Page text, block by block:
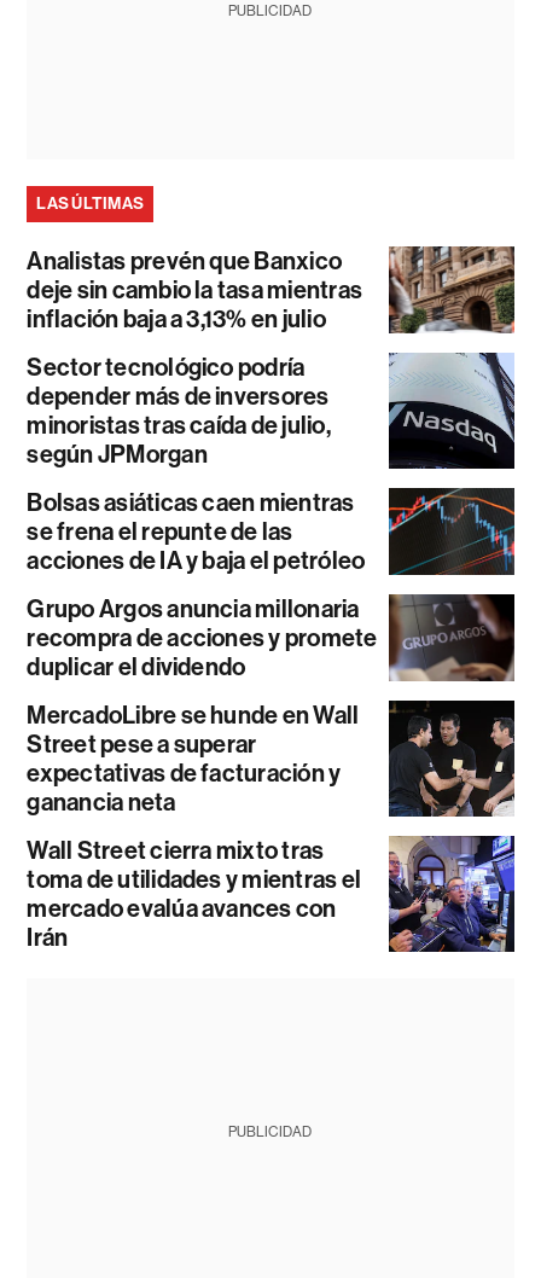
PUBLICIDAD
LAS ÚLTIMAS
Analistas prevén que Banxico
deje sin cambio la tasa mientras
inflación baja a 3,13% en julio
Sector tecnológico podría
depender más de inversores
minoristas tras caída de julio,
según JPMorgan
Bolsas asiáticas caen mientras
se frena el repunte de las
acciones de IA y baja el petróleo
Grupo Argos anuncia millonaria
recompra de acciones y promete
duplicar el dividendo
MercadoLibre se hunde en Wall
Street pese a superar
expectativas de facturación y
ganancia neta
Wall Street cierra mixto tras
toma de utilidades y mientras el
mercado evalúa avances con
Irán
PUBLICIDAD